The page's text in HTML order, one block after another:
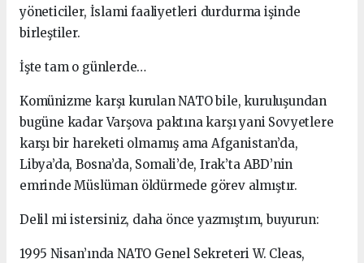
yöneticiler, İslami faaliyetleri durdurma işinde
birleştiler.
İşte tam o günlerde…
Komünizme karşı kurulan NATO bile, kuruluşundan
bugüne kadar Varşova paktına karşı yani Sovyetlere
karşı bir hareketi olmamış ama Afganistan’da,
Libya’da, Bosna’da, Somali’de, Irak’ta ABD’nin
emrinde Müslüman öldürmede görev almıştır.
Delil mi istersiniz, daha önce yazmıştım, buyurun:
1995 Nisan’ında NATO Genel Sekreteri W. Cleas,